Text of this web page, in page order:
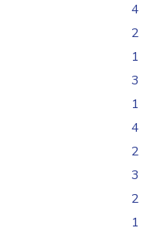
4
2
1
3
1
4
2
3
2
1